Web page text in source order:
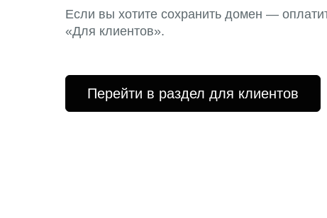
Если вы хотите сохранить домен —
«Для клиентов».
Перейти в раздел для клиентов